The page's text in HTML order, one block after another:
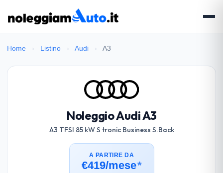
Home › Listino › Audi › A3
Noleggio Audi A3
A3 TFSI 85 kW S tronic Business S.Back
A PARTIRE DA
€419/mese*